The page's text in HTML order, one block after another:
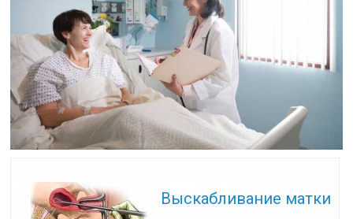
Выскабливание матки